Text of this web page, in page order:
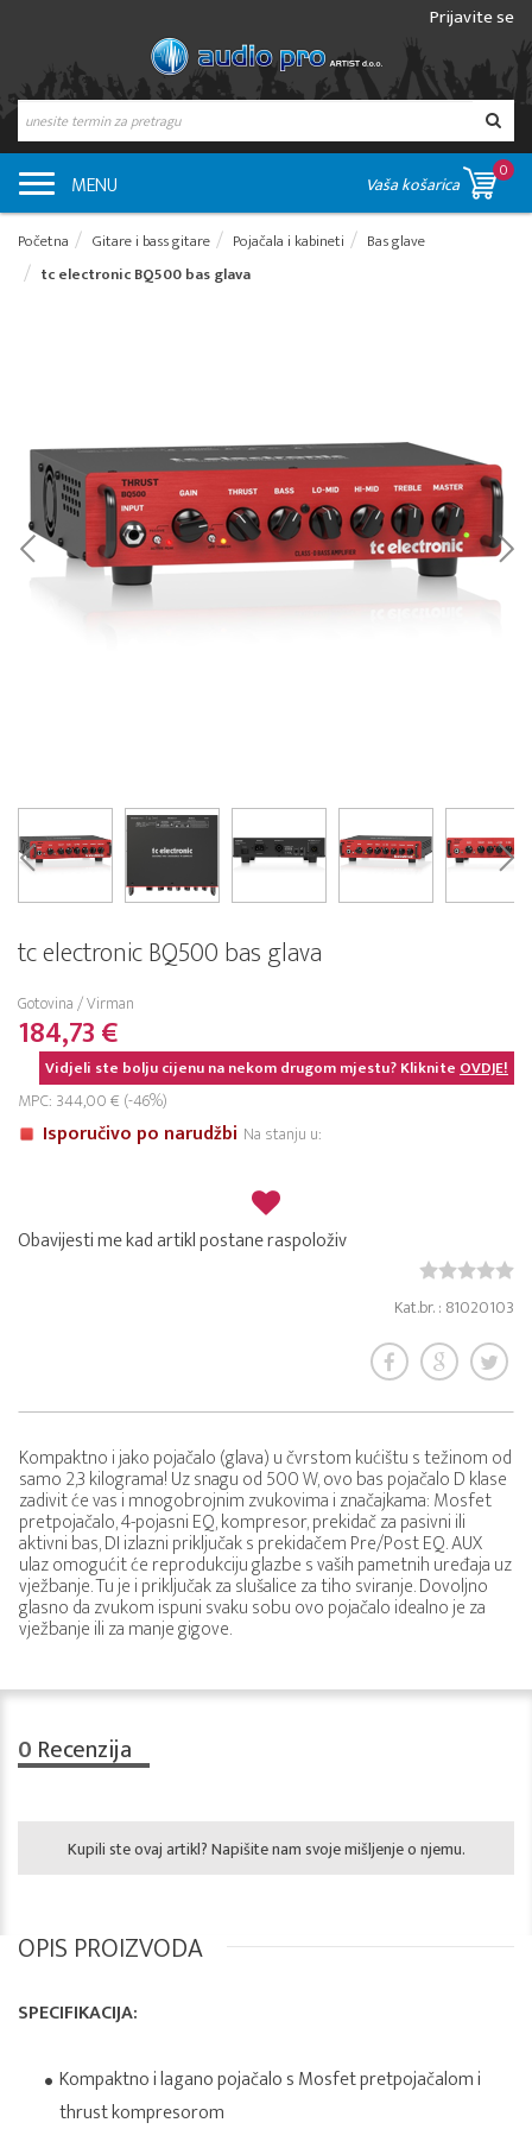
Prijavite se
MENU Vaša košarica
0
Početna Gitare i bass gitare Pojačala i kabineti
Bas glave
tc electronic BQ500 bas glava
tc electronic BQ500 bas glava
Gotovina / Virman
184,73 €
Vidjeli ste bolju cijenu na nekom drugom mjestu? KlikniteOVDJE!
MPC: 344,00 € (-46%)
Isporučivo po narudžbi Na stanju u:
Obavijesti me kad artikl postane raspoloživ
Kat.br. : 81020103
Kompaktno i jako pojačalo (glava) u čvrstom kućištu s težinom od
samo 2,3 kilograma! Uz snagu od 500 W, ovo bas pojačalo D klase
zadivit će vas i mnogobrojnim zvukovima i značajkama: Mosfet
pretpojačalo, 4-pojasni EQ, kompresor, prekidač za pasivni ili
aktivni bas, DI izlazni priključak s prekidačem Pre/Post EQ. AUX
ulaz omogućit će reprodukciju glazbe s vaših pametnih uređaja uz
vježbanje. Tu je i priključak za slušalice za tiho sviranje. Dovoljno
glasno da zvukom ispuni svaku sobu ovo pojačalo idealno je za
vježbanje ili za manje gigove.
0 Recenzija
Kupili ste ovaj artikl? Napišite nam svoje mišljenje o njemu.
OPIS PROIZVODA
SPECIFIKACIJA:
Kompaktno i lagano pojačalo s Mosfet pretpojačalom i
thrust kompresorom